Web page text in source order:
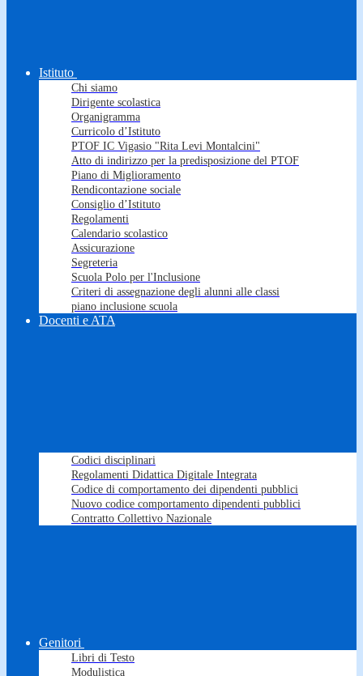
Istituto
Chi siamo
Dirigente scolastica
Organigramma
Curricolo d’Istituto
PTOF IC Vigasio "Rita Levi Montalcini"
Atto di indirizzo per la predisposizione del PTOF
Piano di Miglioramento
Rendicontazione sociale
Consiglio d’Istituto
Regolamenti
Calendario scolastico
Assicurazione
Segreteria
Scuola Polo per l'Inclusione
Criteri di assegnazione degli alunni alle classi
piano inclusione scuola
Docenti e ATA
Codici disciplinari
Regolamenti Didattica Digitale Integrata
Codice di comportamento dei dipendenti pubblici
Nuovo codice comportamento dipendenti pubblici
Contratto Collettivo Nazionale
Genitori
Libri di Testo
Modulistica